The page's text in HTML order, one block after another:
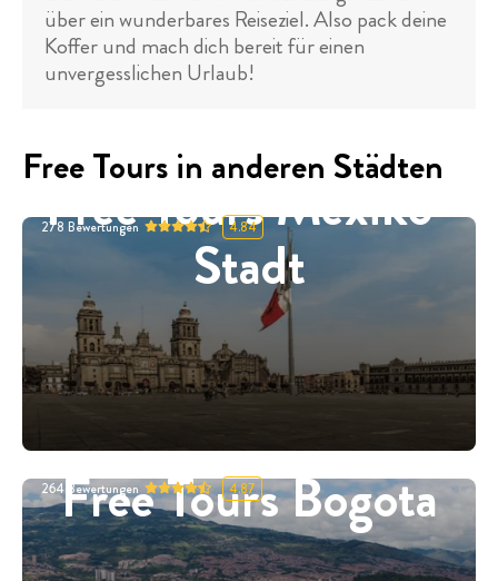
über ein wunderbares Reiseziel. Also pack deine
Koffer und mach dich bereit für einen
unvergesslichen Urlaub!
Free Tours in anderen Städten
Free Tours Mexiko-
Stadt
278 Bewertungen 4.84
Free Tours Bogota
264 Bewertungen 4.87